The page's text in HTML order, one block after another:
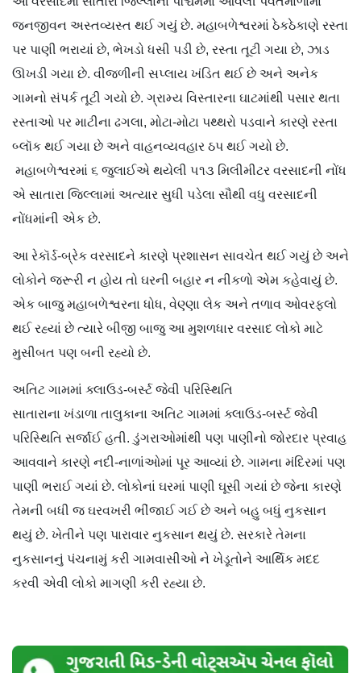
જનજીવન અસ્તવ્યસ્ત થઈ ગયું છે. મહાબળેશ્વરમાં ઠેકઠેકાણે રસ્તા
પર પાણી ભરાયાં છે, ભેખડો ધસી પડી છે, રસ્તા તૂટી ગયા છે, ઝાડ
ઊખડી ગયા છે. વીજળીની સપ્લાય ખંડિત થઈ છે અને અનેક
ગામનો સંપર્ક તૂટી ગયો છે. ગ્રામ્ય વિસ્તારના ઘાટમાંથી પસાર થતા
રસ્તાઓ પર માટીના ઢગલા, મોટા-મોટા પથ્થરો પડવાને કારણે રસ્તા
બ્લૉક થઈ ગયા છે અને વાહનવ્યવહાર ઠપ થઈ ગયો છે.
મહાબળેશ્વરમાં ૬ જુલાઈએ થયેલી ૫૧૩ મિલીમીટર વરસાદની નોંધ
એ સાતારા જિલ્લામાં અત્યાર સુધી પડેલા સૌથી વધુ વરસાદની
નોંધમાંની એક છે.
આ રેકૉર્ડ-બ્રેક વરસાદને કારણે પ્રશાસન સાવચેત થઈ ગયું છે અને
લોકોને જરૂરી ન હોય તો ઘરની બહાર ન નીકળો એમ કહેવાયું છે.
એક બાજુ મહાબળેશ્વરના ધોધ, વેણ્ણા લેક અને તળાવ ઓવરફ્લો
થઈ રહ્યાં છે ત્યારે બીજી બાજુ આ મુશળધાર વરસાદ લોકો માટે
મુસીબત પણ બની રહ્યો છે.
અતિટ ગામમાં ક્લાઉડ-બર્સ્ટ જેવી પરિસ્થિતિ
સાતારાના ખંડાળા તાલુકાના અતિટ ગામમાં ક્લાઉડ-બર્સ્ટ જેવી
પરિસ્થિતિ સર્જાઈ હતી. ડુંગરાઓમાંથી પણ પાણીનો જોરદાર પ્રવાહ
આવવાને કારણે નદી-નાળાંઓમાં પૂર આવ્યાં છે. ગામના મંદિરમાં પણ
પાણી ભરાઈ ગયાં છે. લોકોનાં ઘરમાં પાણી ઘૂસી ગયાં છે જેના કારણે
તેમની બધી જ ઘરવખરી ભીંજાઈ ગઈ છે અને બહુ બધું નુકસાન
થયું છે. ખેતીને પણ પારાવાર નુકસાન થયું છે. સરકારે તેમના
નુકસાનનું પંચનામું કરી ગામવાસીઓ ને ખેડૂતોને આર્થિક મદદ
કરવી એવી લોકો માગણી કરી રહ્યા છે.